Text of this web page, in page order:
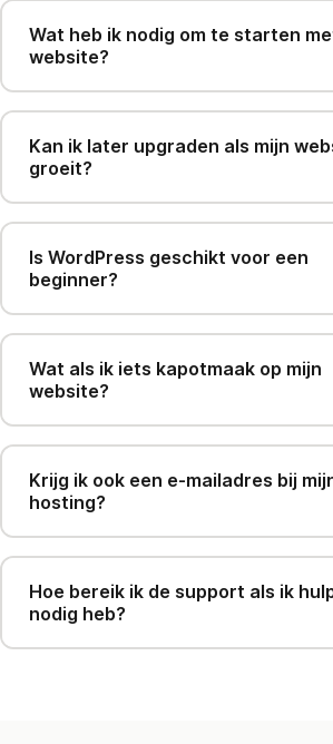
Wat heb ik nodig om te starten
website?
Kan ik later upgraden als mijn
groeit?
Is WordPress geschikt voor een
beginner?
Wat als ik iets kapotmaak op mijn
website?
Krijg ik ook een e-mailadres bij
hosting?
Hoe bereik ik de support als ik
nodig heb?